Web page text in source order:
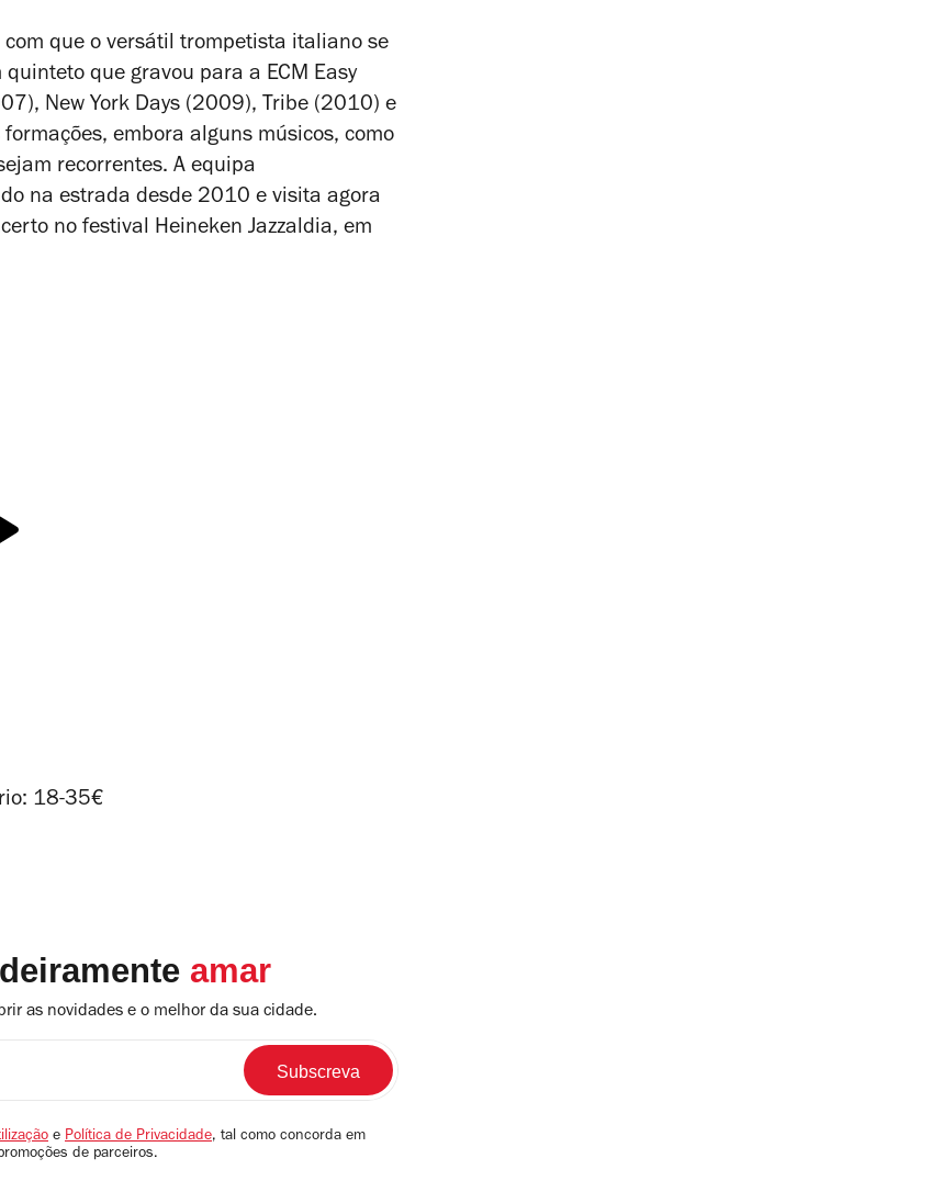
que o versátil trompetista italiano se
que gravou para a ECM Easy
New York Days (2009), Tribe (2010) e
embora alguns músicos, como
recorrentes. A equipa
na estrada desde 2010 e visita agora
no festival Heineken Jazzaldia, em
18-35€
amar
as novidades e o melhor da sua cidade.
e Política de Privacidade, tal como concorda em
de parceiros.